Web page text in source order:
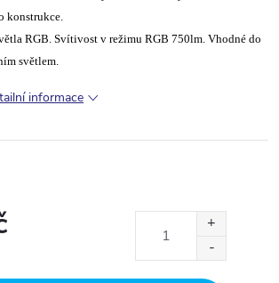
konstrukce.
RGB. Svítivost v režimu RGB 750lm. Vhodné do
světlem.
informace